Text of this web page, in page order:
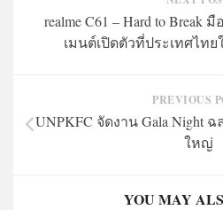
realme C61 – Hard to Break
เมนต์เปิดตัวที่ประเทศไทย
PREVIOUS
UNPKFC จัดงาน Gala Night
ใหญ่
YOU MAY